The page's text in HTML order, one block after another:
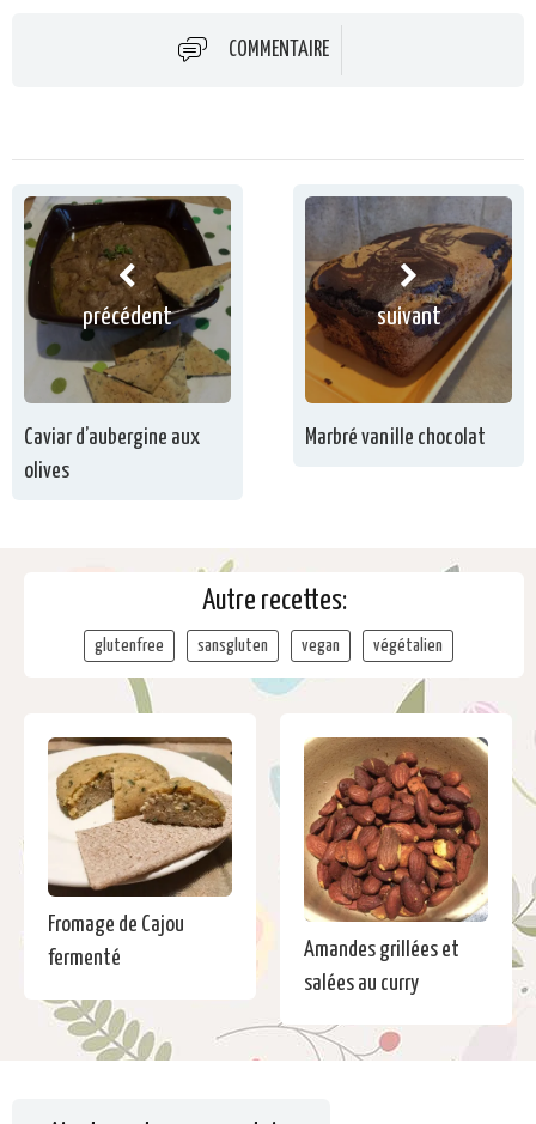
COMMENTAIRE
précédent
Caviar d’aubergine aux
olives
suivant
Marbré vanille chocolat
Autre recettes:
glutenfree sansgluten vegan végétalien
Fromage de Cajou
fermenté
Amandes grillées et
salées au curry